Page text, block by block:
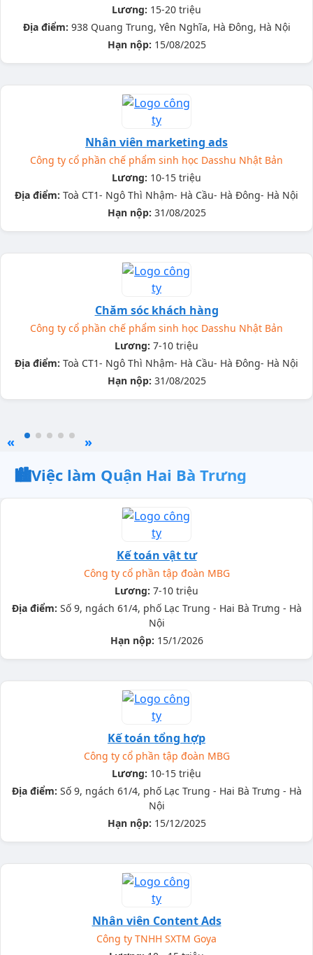
Lương: 15-20 triệu
Địa điểm: 938 Quang Trung, Yên Nghĩa, Hà Đông, Hà Nội
Hạn nộp: 15/08/2025
Nhân viên marketing ads
Công ty cổ phần chế phẩm sinh học Dasshu Nhật Bản
Lương: 10-15 triệu
Địa điểm: Toà CT1- Ngô Thì Nhậm- Hà Cầu- Hà Đông- Hà Nội
Hạn nộp: 31/08/2025
Chăm sóc khách hàng
Công ty cổ phần chế phẩm sinh học Dasshu Nhật Bản
Lương: 7-10 triệu
Địa điểm: Toà CT1- Ngô Thì Nhậm- Hà Cầu- Hà Đông- Hà Nội
Hạn nộp: 31/08/2025
« »
🏙️Việc làm Quận Hai Bà Trưng
Kế toán vật tư
Công ty cổ phần tập đoàn MBG
Lương: 7-10 triệu
Địa điểm: Số 9, ngách 61/4, phố Lạc Trung - Hai Bà Trưng - Hà
Nội
Hạn nộp: 15/1/2026
Kế toán tổng hợp
Công ty cổ phần tập đoàn MBG
Lương: 10-15 triệu
Địa điểm: Số 9, ngách 61/4, phố Lạc Trung - Hai Bà Trưng - Hà
Nội
Hạn nộp: 15/12/2025
Nhân viên Content Ads
Công ty TNHH SXTM Goya